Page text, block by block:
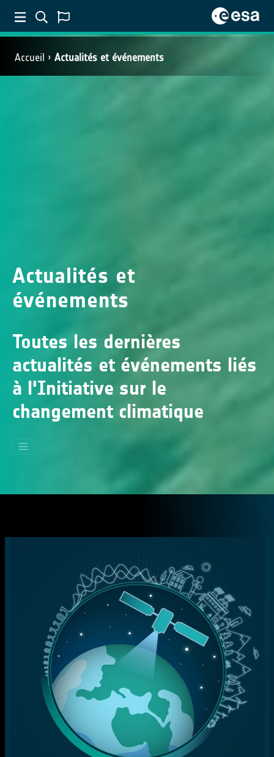
Accueil Actualités et événements
Actualités et
événements
Toutes les dernières
actualités et événements liés
à l'Initiative sur le
changement climatique